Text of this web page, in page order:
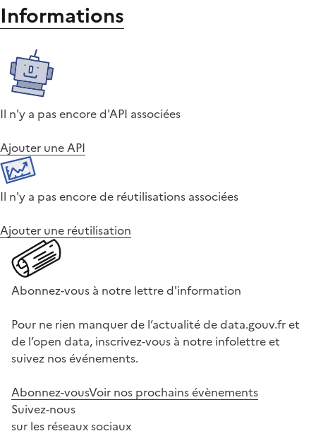
Informations
Il n'y a pas encore d'API associées
Ajouter une API
Il n'y a pas encore de réutilisations associées
Ajouter une réutilisation
Abonnez-vous à notre lettre d'information
Pour ne rien manquer de l’actualité de data.gouv.fr et
de l’open data, inscrivez-vous à notre infolettre et
suivez nos événements.
Abonnez-vousVoir nos prochains évènements
Suivez-nous
sur les réseaux sociaux